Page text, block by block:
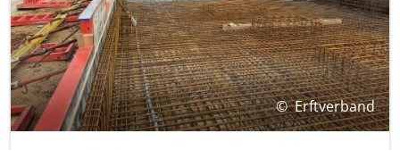
© Erftverband